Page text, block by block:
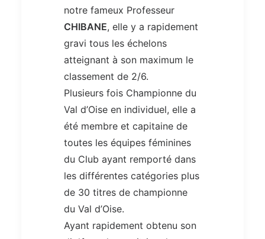
notre fameux Professeur
CHIBANE, elle y a rapidement
gravi tous les échelons
atteignant à son maximum le
classement de 2/6.
Plusieurs fois Championne du
Val d’Oise en individuel, elle a
été membre et capitaine de
toutes les équipes féminines
du Club ayant remporté dans
les différentes catégories plus
de 30 titres de championne
du Val d’Oise.
Ayant rapidement obtenu son